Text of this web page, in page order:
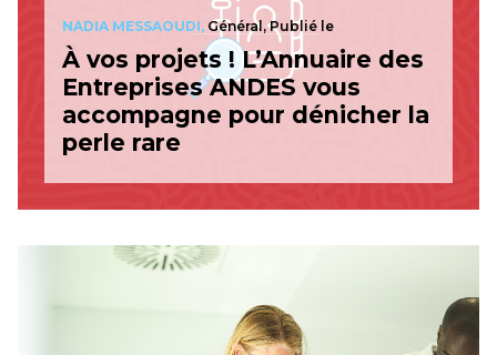
NADIA MESSAOUDI, Général, Publié le
À vos projets ! L’Annuaire des
Entreprises ANDES vous
accompagne pour dénicher la
perle rare